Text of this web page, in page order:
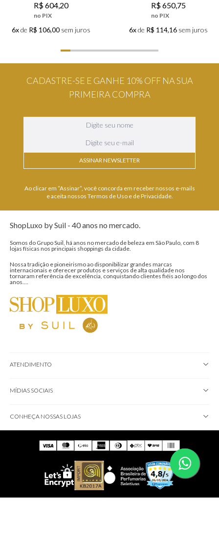
R$604,20
no PIX
6xde R$ 106,00sem juros
R$650,75
no PIX
6xde R$ 114,16sem juros
CADASTRE-SE E GANHE 10% OFF NA SUA
PRIMEIRA COMPRA
ASSINAR NEWSLETTER
Ao clicar em “Assinar”, você concorda em receber nossos e-mails
e aceita nossos Termos de Uso e de Privacidade.
ShopLuxo by Suil - 40 anos no mercado.
Somos do Grupo Suil, há anos no mercado de beleza em São Paulo, com 8
lojas físicas nos principais shoppings da cidade.
Nossa tradição e pioneirismo ao disponibilizar grandes marcas
internacionais e oferecer produtos e serviços de alta qualidade nos
tornaram referência de excelência, conquistando clientes fiéis ao longo dos
anos....
ATENDIMENTO
MÍDIAS SOCIAIS
CONHEÇA NOSSAS LOJAS